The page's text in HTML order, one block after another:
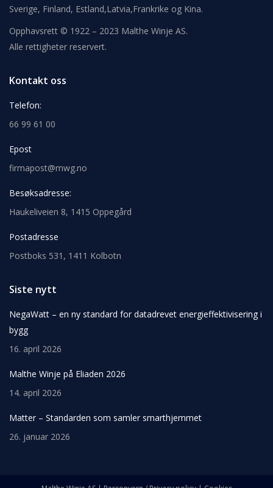
Sverige, Finland, Estland,Latvia,Frankrike og Kina.
Opphavsrett © 1922 – 2023 Malthe Winje AS.
Alle rettigheter reservert.
Kontakt oss
Telefon:
66 99 61 00
Epost
firmapost@mwg.no
Besøksadresse:
Haukeliveien 8, 1415 Oppegård
Postadresse
Postboks 531, 1411 Kolbotn
Siste nytt
NegaWatt – en ny standard for datadrevet energieffektivisering i
bygg
16. april 2026
Malthe Winje på Eliaden 2026
14. april 2026
Matter – Standarden som samler smarthjemmet
26. januar 2026